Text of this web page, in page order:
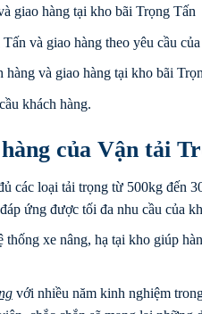
giao hàng tại kho bãi Trọng Tấn
và giao hàng theo yêu cầu
hàng và giao hàng tại kho bãi
khách hàng.
của Vận tải
các loại tải trọng từ 500kg đến
ứng được tối đa nhu cầu của
xe nâng, hạ tại kho giúp
với nhiều năm kinh nghiệm